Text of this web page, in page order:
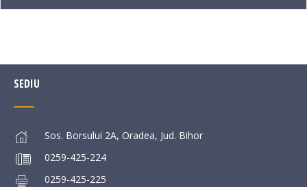
SEDIU
Sos. Borsului 2A, Oradea, Jud. Bihor
0259-425-224
0259-425-225